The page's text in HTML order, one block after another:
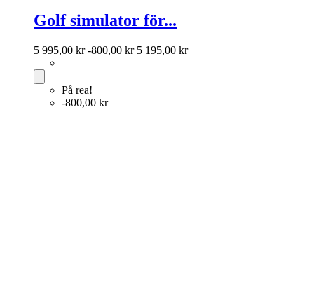
Golf simulator för...
5 995,00 kr -800,00 kr 5 195,00 kr
På rea!
-800,00 kr